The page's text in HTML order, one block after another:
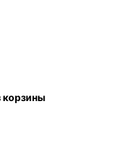
корзины